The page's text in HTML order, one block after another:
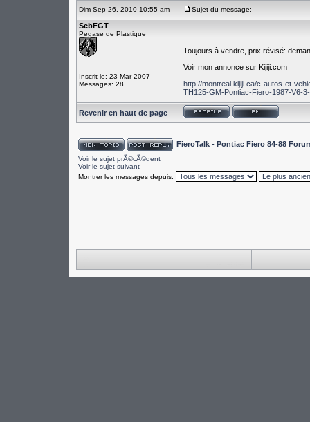
Dim Sep 26, 2010 10:55 am Sujet du message:
SebFGT
Pegase de Plastique
Inscrit le: 23 Mar 2007
Messages: 28
Toujours à vendre, prix révisé:
Voir mon annonce sur Kijiji.com
http://montreal.kijiji.ca/c-autos-et-
TH125-GM-Pontiac-Fiero-1987-V6-
Revenir en haut de page
FieroTalk - Pontiac Fiero 84-88
Voir le sujet prÃ©cÃ©dent
Voir le sujet suivant
Montrer les messages depuis: